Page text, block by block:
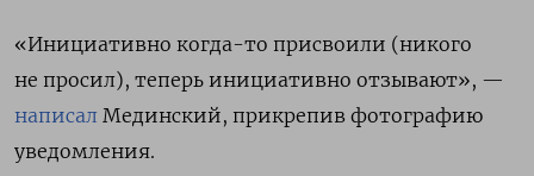
«Инициативно когда-то присвоили (никого
не просил), теперь инициативно отзывают», —
написал Мединский, прикрепив фотографию
уведомления.